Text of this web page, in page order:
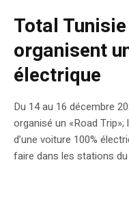
Total
organisent
électrique
Du 14 au 16 décembre
organisé un «Road
d’une voiture 100%
faire dans les stations